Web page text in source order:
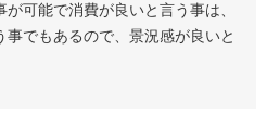
可能で消費が良いと言う事は、
でもあるので、景況感が良いと